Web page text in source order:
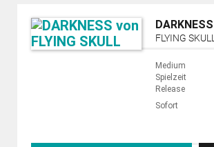
DARKNESS
FLYING SKULL
Medium
Spielzeit
Release
Sofort